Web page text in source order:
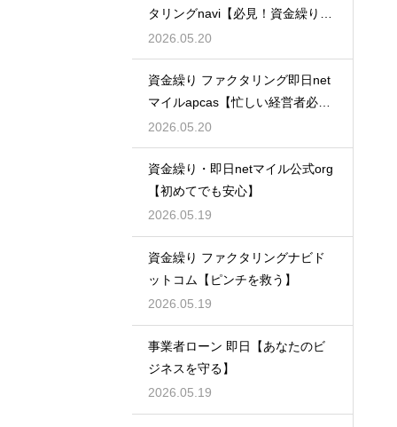
タリングnavi【必見！資金繰り対
策】
2026.05.20
資金繰り ファクタリング即日net
マイルapcas【忙しい経営者必
見】
2026.05.20
資金繰り・即日netマイル公式org
【初めてでも安心】
2026.05.19
資金繰り ファクタリングナビド
ットコム【ピンチを救う】
2026.05.19
事業者ローン 即日【あなたのビ
ジネスを守る】
2026.05.19